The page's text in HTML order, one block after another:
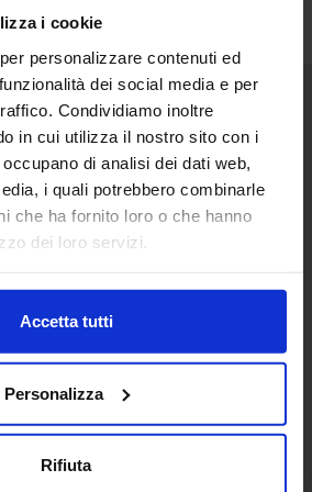
i cookie
personalizzare contenuti ed
dei social media e per
Condividiamo inoltre
in cui utilizza il nostro sito con i
di analisi dei dati web,
i quali potrebbero combinarle
che ha fornito loro o che hanno
dei loro servizi.
Accetta tutti
Personalizza
Rifiuta
Senaf srl
Via Eritrea 21/A
| Milano | Italia
+ 39 02.332039460
In collaborazione con